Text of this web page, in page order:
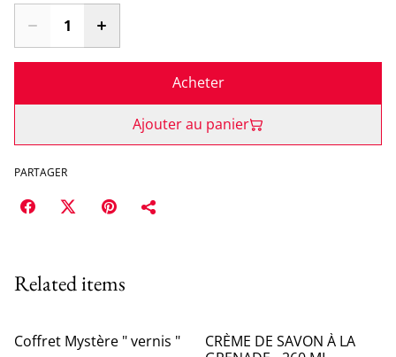
Acheter
Ajouter au panier
PARTAGER
Related items
Coffret Mystère " vernis "
CRÈME DE SAVON À LA